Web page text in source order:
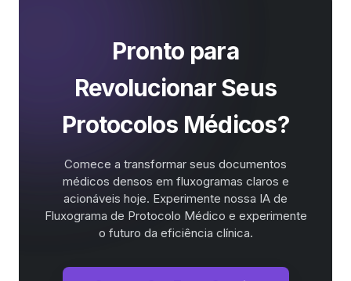
Pronto para
Revolucionar Seus
Protocolos Médicos?
Comece a transformar seus documentos
médicos densos em fluxogramas claros e
acionáveis hoje. Experimente nossa IA de
Fluxograma de Protocolo Médico e experimente
o futuro da eficiência clínica.